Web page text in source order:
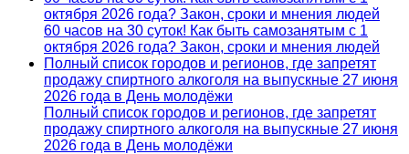
октября 2026 года? Закон, сроки и мнения людей
60 часов на 30 суток! Как быть самозанятым с 1
октября 2026 года? Закон, сроки и мнения людей
Полный список городов и регионов, где запретят
продажу спиртного алкоголя на выпускные 27 июня
2026 года в День молодёжи
Полный список городов и регионов, где запретят
продажу спиртного алкоголя на выпускные 27 июня
2026 года в День молодёжи